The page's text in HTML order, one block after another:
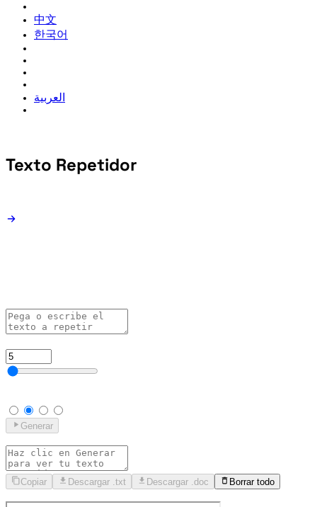
中文
한국어
العربية
Texto Repetidor
Generar
Copiar Descargar .txt Descargar .doc Borrar todo